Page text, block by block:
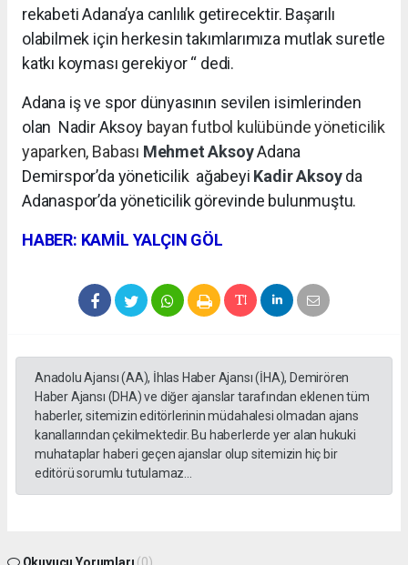
rekabeti Adana’ya canlılık getirecektir. Başarılı
olabilmek için herkesin takımlarımıza mutlak suretle
katkı koyması gerekiyor “ dedi.
Adana iş ve spor dünyasının sevilen isimlerinden
olan Nadir Aksoy bayan futbol kulübünde yöneticilik
yaparken, Babası Mehmet AksoyAdana
Demirspor’da yöneticilik ağabeyi Kadir Aksoyda
Adanaspor’da yöneticilik görevinde bulunmuştu.
HABER: KAMİL YALÇIN GÖL
Anadolu Ajansı (AA), İhlas Haber Ajansı (İHA), Demirören
Haber Ajansı (DHA) ve diğer ajanslar tarafından eklenen tüm
haberler, sitemizin editörlerinin müdahalesi olmadan ajans
kanallarından çekilmektedir. Bu haberlerde yer alan hukuki
muhataplar haberi geçen ajanslar olup sitemizin hiç bir
editörü sorumlu tutulamaz...
Okuyucu Yorumları (0)